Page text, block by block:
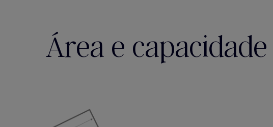
Área e capacidade